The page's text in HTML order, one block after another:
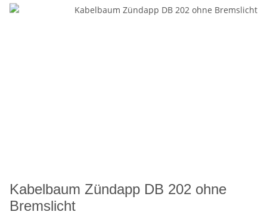
Kabelbaum Zündapp DB 202 ohne
Bremslicht